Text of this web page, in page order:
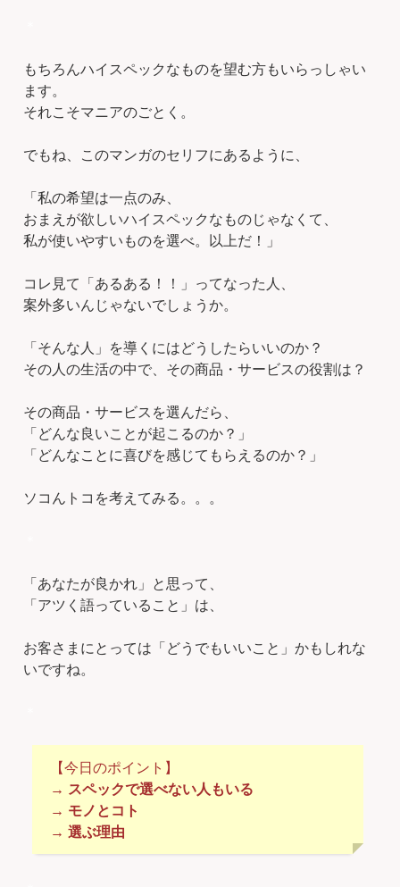
もちろんハイスペックなものを望む方もいらっしゃい
ます。
それこそマニアのごとく。
でもね、このマンガのセリフにあるように、
「私の希望は一点のみ、
おまえが欲しいハイスペックなものじゃなくて、
私が使いやすいものを選べ。以上だ！」
コレ見て「あるある！！」ってなった人、
案外多いんじゃないでしょうか。
「そんな人」を導くにはどうしたらいいのか？
その人の生活の中で、その商品・サービスの役割は？
その商品・サービスを選んだら、
「どんな良いことが起こるのか？」
「どんなことに喜びを感じてもらえるのか？」
ソコんトコを考えてみる。。。
「あなたが良かれ」と思って、
「アツく語っていること」は、
お客さまにとっては「どうでもいいこと」かもしれな
いですね。
【今日のポイント】
→ スペックで選べない人もいる
→ モノとコト
→ 選ぶ理由